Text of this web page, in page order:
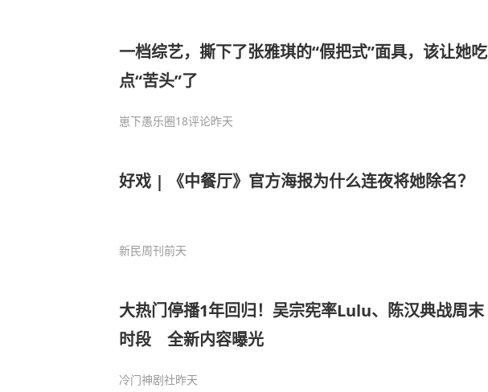
一档综艺，撕下了张雅琪的“假把式”面具，该让她吃
点“苦头”了
崽下愚乐圈18评论昨天
好戏 | 《中餐厅》官方海报为什么连夜将她除名？
新民周刊前天
大热门停播1年回归！吴宗宪率Lulu、陈汉典战周末
时段 全新内容曝光
冷门神剧社昨天